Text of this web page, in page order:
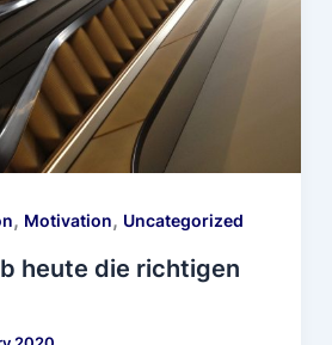
, Motivation, Uncategorized
heute die richtigen